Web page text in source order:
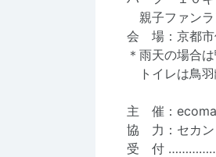
親子ファンラ
会 場：京都市
＊雨天の場合
トイレは鳥羽
主 催：
協 力：セカン
受 付